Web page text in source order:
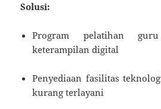
Solusi:
Program pelatihan
keterampilan digital
Penyediaan fasilitas
kurang terlayani